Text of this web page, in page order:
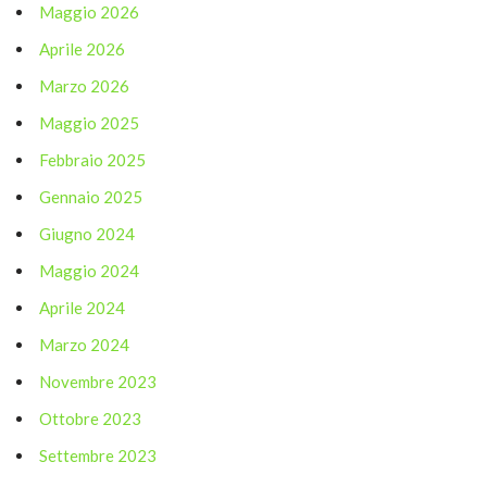
Maggio 2026
Aprile 2026
Marzo 2026
Maggio 2025
Febbraio 2025
Gennaio 2025
Giugno 2024
Maggio 2024
Aprile 2024
Marzo 2024
Novembre 2023
Ottobre 2023
Settembre 2023